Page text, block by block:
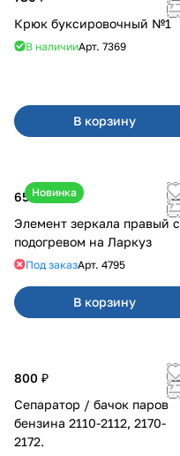
Крюк буксировочный №1
В наличииАрт. 7369
В корзину
Новинка
650 ₽
Элемент зеркала правый с
подогревом на Ларкуз
Под заказАрт. 4795
В корзину
800 ₽
Сепаратор / бачок паров
бензина 2110-2112, 2170-
2172.